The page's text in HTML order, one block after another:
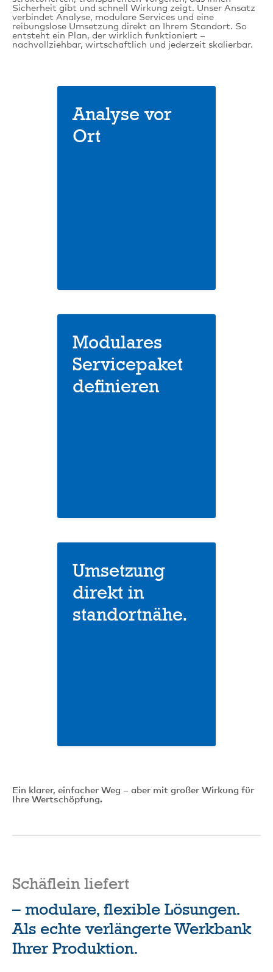
Sicherheit gibt und schnell Wirkung zeigt. Unser Ansatz
verbindet Analyse, modulare Services und eine
reibungslose Umsetzung direkt an Ihrem Standort. So
entsteht ein Plan, der wirklich funktioniert –
nachvollziehbar, wirtschaftlich und jederzeit skalierbar.
Analyse vor
Ort
Modulares
Servicepaket
definieren
Umsetzung
direkt in
standortnähe.
Ein klarer, einfacher Weg – aber mit großer Wirkung für
Ihre Wertschöpfung.
Schäflein liefert
– modulare, flexible Lösungen.
Als echte verlängerte Werkbank
Ihrer Produktion.